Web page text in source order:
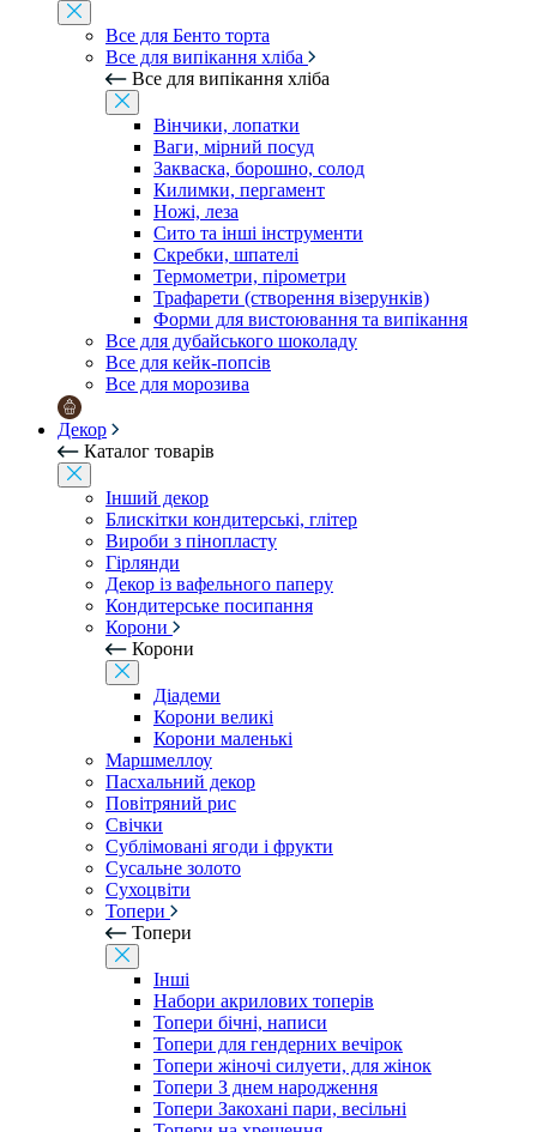
Все для Бенто торта
Все для випікання хліба
Все для випікання хліба
Вінчики, лопатки
Ваги, мірний посуд
Закваска, борошно, солод
Килимки, пергамент
Ножі, леза
Сито та інші інструменти
Скребки, шпателі
Термометри, пірометри
Трафарети (створення візерунків)
Форми для вистоювання та випікання
Все для дубайського шоколаду
Все для кейк-попсів
Все для морозива
Декор
Каталог товарів
Інший декор
Блискітки кондитерські, глітер
Вироби з пінопласту
Гірлянди
Декор із вафельного паперу
Кондитерське посипання
Корони
Корони
Діадеми
Корони великі
Корони маленькі
Маршмеллоу
Пасхальний декор
Повітряний рис
Свічки
Сублімовані ягоди і фрукти
Сусальне золото
Сухоцвіти
Топери
Топери
Інші
Набори акрилових топерів
Топери бічні, написи
Топери для гендерних вечірок
Топери жіночі силуети, для жінок
Топери З днем ​​народження
Топери Закохані пари, весільні